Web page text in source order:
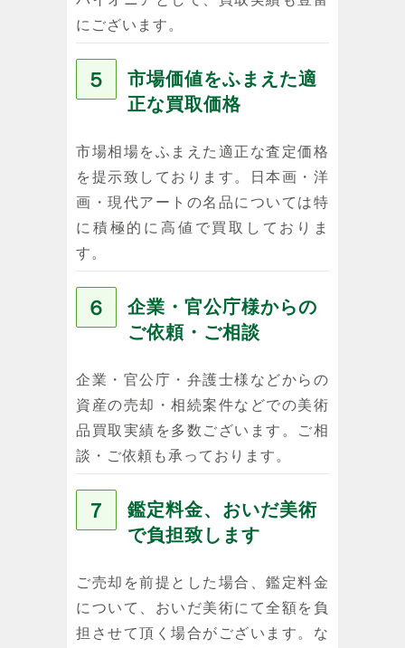
にございます。
５
市場価値をふまえた適
正な買取価格
市場相場をふまえた適正な査定価格
を提示致しております。日本画・洋
画・現代アートの名品については特
に積極的に高値で買取しておりま
す。
６
企業・官公庁様からの
ご依頼・ご相談
企業・官公庁・弁護士様などからの
資産の売却・相続案件などでの美術
品買取実績を多数ございます。ご相
談・ご依頼も承っております。
７
鑑定料金、おいだ美術
で負担致します
ご売却を前提とした場合、鑑定料金
について、おいだ美術にて全額を負
担させて頂く場合がございます。な